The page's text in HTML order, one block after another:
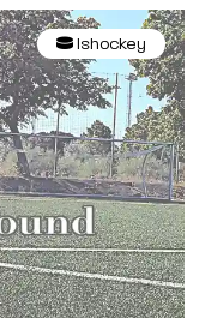
Ishockey